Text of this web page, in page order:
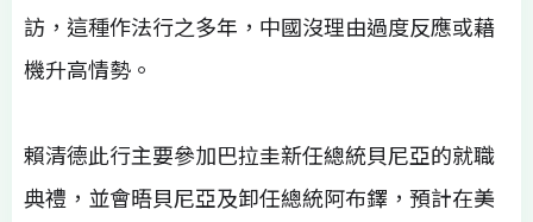
訪，這種作法行之多年，中國沒理由過度反應或藉
機升高情勢。
賴清德此行主要參加巴拉圭新任總統貝尼亞的就職
典禮，並會晤貝尼亞及卸任總統阿布鐸，預計在美